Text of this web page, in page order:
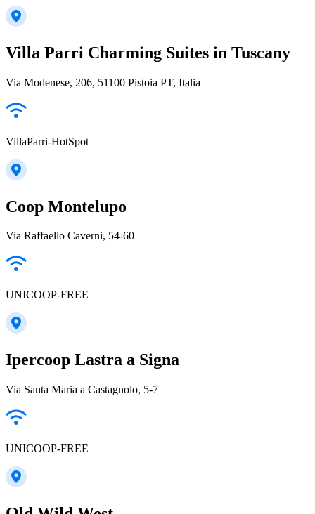
Villa Parri Charming Suites in Tuscany
Via Modenese, 206, 51100 Pistoia PT, Italia
VillaParri-HotSpot
Coop Montelupo
Via Raffaello Caverni, 54-60
UNICOOP-FREE
Ipercoop Lastra a Signa
Via Santa Maria a Castagnolo, 5-7
UNICOOP-FREE